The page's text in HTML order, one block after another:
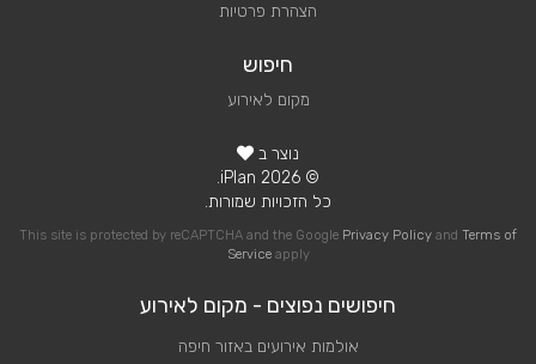
הצהרת פרטיות
חיפוש
מקום לאירוע
נוצר ב
© 2026 iPlan.
כל הזכויות שמורות.
This site is protected by reCAPTCHA and the Google Privacy Policy and Terms of
Serviceapply
חיפושים נפוצים - מקום לאירוע
אולמות אירועים באזור חיפה